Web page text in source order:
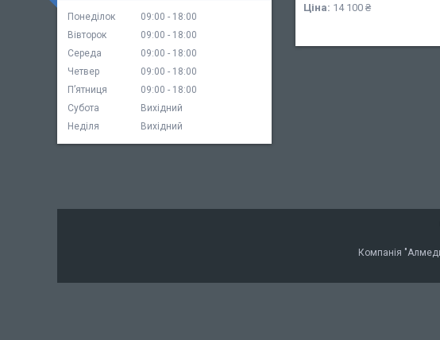
Ціна: 14 100 ₴
Понеділок 09:00
18:00
Вівторок
09:00
18:00
Середа
09:00
18:00
Четвер
09:00
18:00
Пʼятниця
09:00
18:00
Субота
Вихідний
Неділя
Вихідний